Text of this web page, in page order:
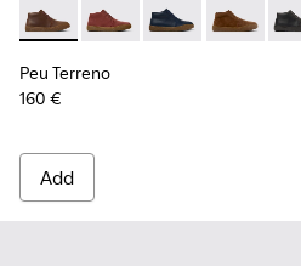
Peu Terreno - K300467-007 -
Peu Terreno - K300467-
Peu Terreno -
Peu
Peu Terreno
160 €
Add